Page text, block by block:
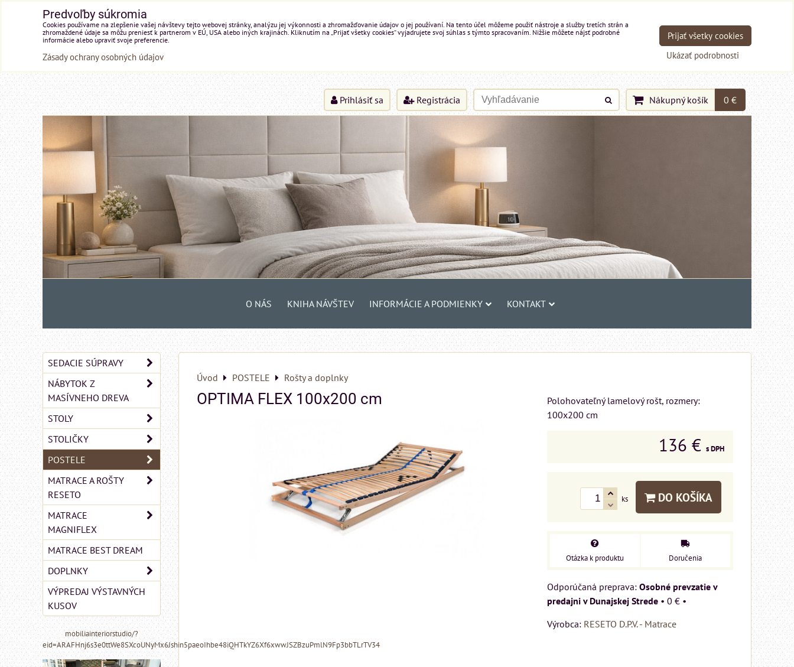
Prihlásiť sa Registrácia Nákupný košík 0 €
O NÁS KNIHA NÁVŠTEV INFORMÁCIE A PODMIENKY KONTAKT
Úvod POSTELE Rošty a doplnky
OPTIMA FLEX 100x200 cm
Polohovateľný lamelový rošt, rozmery:
100x200 cm
136 € s DPH
ks DO KOŠÍKA
Otázka k produktu Doručenia
Osobné prevzatie v
predajni v Dunajskej Strede • 0 € •
Výrobca: RESETO D.P.V. - Matrace
SEDACIE SÚPRAVY
NÁBYTOK Z
MASÍVNEHO DREVA
STOLY
STOLIČKY
POSTELE
MATRACE A ROŠTY
RESETO
MATRACE
MAGNIFLEX
MATRACE BEST DREAM
DOPLNKY
VÝPREDAJ VÝSTAVNÝCH
KUSOV
mobiliainteriorstudio/?
eid=ARAFHnj6s3e0ttWe8SXcoUNyMx6Jshin5paeoIhbe48iQHTkYZ6Xf6xwwJSZBzuPmlN9Fp3bbTLrTV34
Predvoľby súkromia
Cookies používame na zlepšenie vašej návštevy tejto webovej stránky, analýzu jej výkonnosti a zhromažďovanie údajov o jej používaní. Na tento účel môžeme použiť nástroje a služby tretích strán a
zhromaždené údaje sa môžu preniesť k partnerom v EÚ, USA alebo iných krajinách. Kliknutím na „Prijať všetky cookies“ vyjadrujete svoj súhlas s týmto spracovaním. Nižšie môžete nájsť podrobné
informácie alebo upraviť svoje preferencie.
Zásady ochrany osobných údajov Ukázať podrobnosti
Prijať všetky cookies